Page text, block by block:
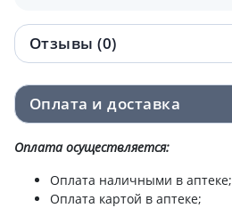
Отзывы (0)
Оплата и доставка
Оплата осуществляется:
Оплата наличными в аптеке;
Оплата картой в аптеке;